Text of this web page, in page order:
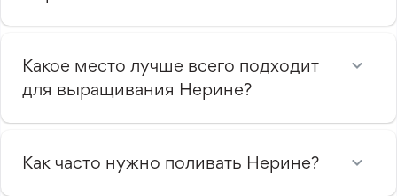
Какое место лучше всего подходит
для выращивания Нерине?
Как часто нужно поливать Нерине?